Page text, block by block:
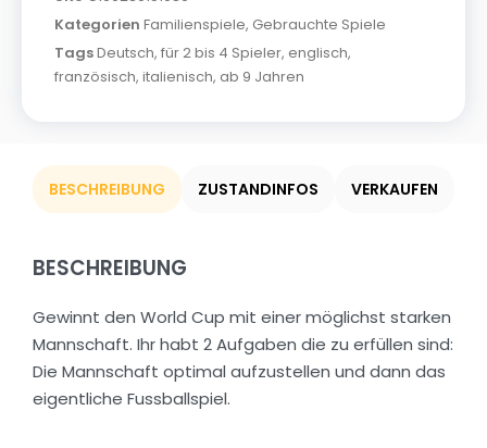
Kategorien Familienspiele, Gebrauchte Spiele
TagsDeutsch, für 2 bis 4 Spieler, englisch,
französisch, italienisch, ab 9 Jahren
BESCHREIBUNG ZUSTANDINFOS VERKAUFEN
BESCHREIBUNG
Gewinnt den World Cup mit einer möglichst starken
Mannschaft. Ihr habt 2 Aufgaben die zu erfüllen sind:
Die Mannschaft optimal aufzustellen und dann das
eigentliche Fussballspiel.